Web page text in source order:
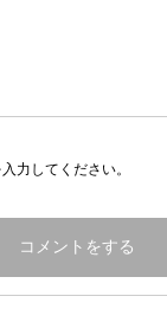
力してください。